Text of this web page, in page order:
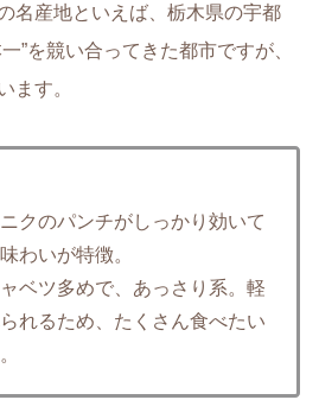
名産地といえば、栃木県の宇都
”を競い合ってきた都市ですが、
ます。
クのパンチがしっかり効いて
わいが特徴。
ベツ多めで、あっさり系。軽
れるため、たくさん食べたい